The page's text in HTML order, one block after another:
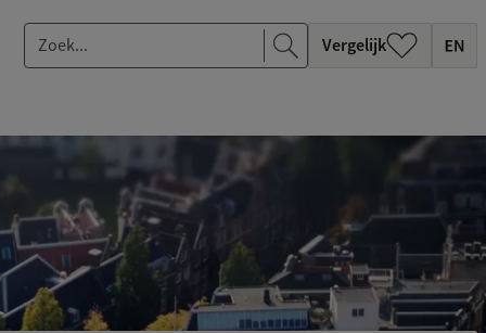
o
.
Vergelijk